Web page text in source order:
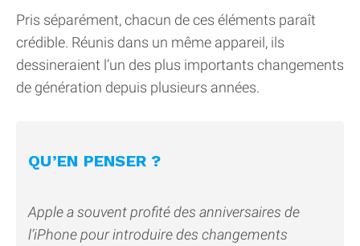
Pris séparément, chacun de ces éléments paraît
crédible. Réunis dans un même appareil, ils
dessineraient l’un des plus importants changements
de génération depuis plusieurs années.
QU’EN PENSER ?
Apple a souvent profité des anniversaires de
l’iPhone pour introduire des changements